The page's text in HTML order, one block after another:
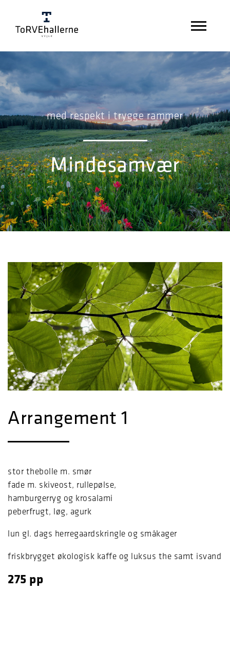
med respekt i trygge rammer
Mindesamvær
Arrangement 1
stor thebolle m. smør
fade m. skiveost, rullepølse,
hamburgerryg og krosalami
peberfrugt, løg, agurk
lun gl. dags herregaardskringle og småkager
friskbrygget økologisk kaffe og luksus the samt isvand
275 pp